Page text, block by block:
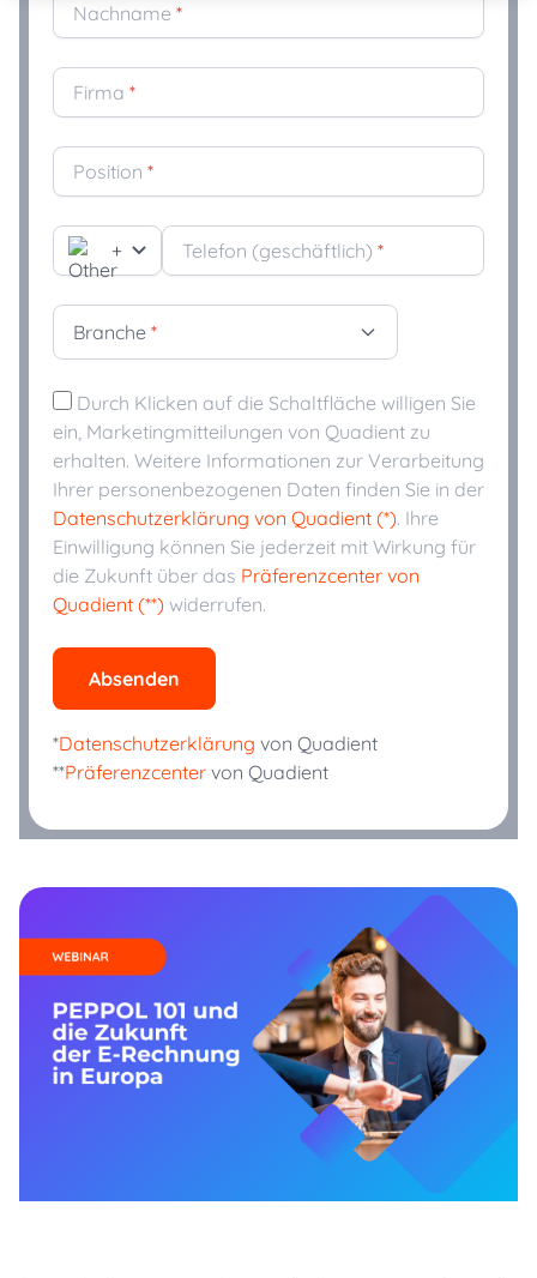
Nachname *
Firma *
Position *
+ Telefon (geschäftlich) *
Branche *
Durch Klicken auf die Schaltfläche willigen Sie
ein, Marketingmitteilungen von Quadient zu
erhalten. Weitere Informationen zur Verarbeitung
Ihrer personenbezogenen Daten finden Sie in der
Datenschutzerklärung von Quadient (*). Ihre
Einwilligung können Sie jederzeit mit Wirkung für
die Zukunft über das Präferenzcenter von
Quadient (**) widerrufen.
Absenden
*Datenschutzerklärung von Quadient
**Präferenzcenter von Quadient